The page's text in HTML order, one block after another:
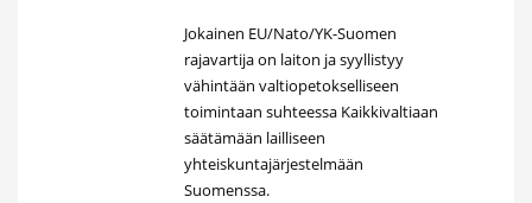
Jokainen EU/Nato/YK-Suomen
rajavartija on laiton ja syyllistyy
vähintään valtiopetokselliseen
toimintaan suhteessa Kaikkivaltiaan
säätämään lailliseen
yhteiskuntajärjestelmään
Suomenssa.